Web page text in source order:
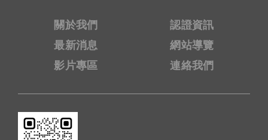
關於我們
最新消息
影片專區
認證資訊
網站導覽
連絡我們